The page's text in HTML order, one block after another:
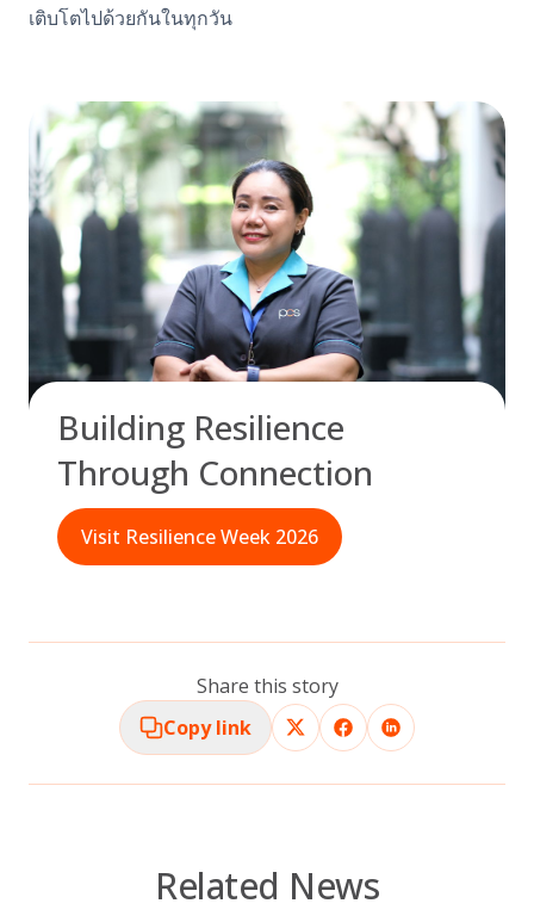
เติบโตไปด้วยกันในทุกวัน
Building Resilience
Through Connection
Visit Resilience Week 2026
Share this story
Copy link
Related News